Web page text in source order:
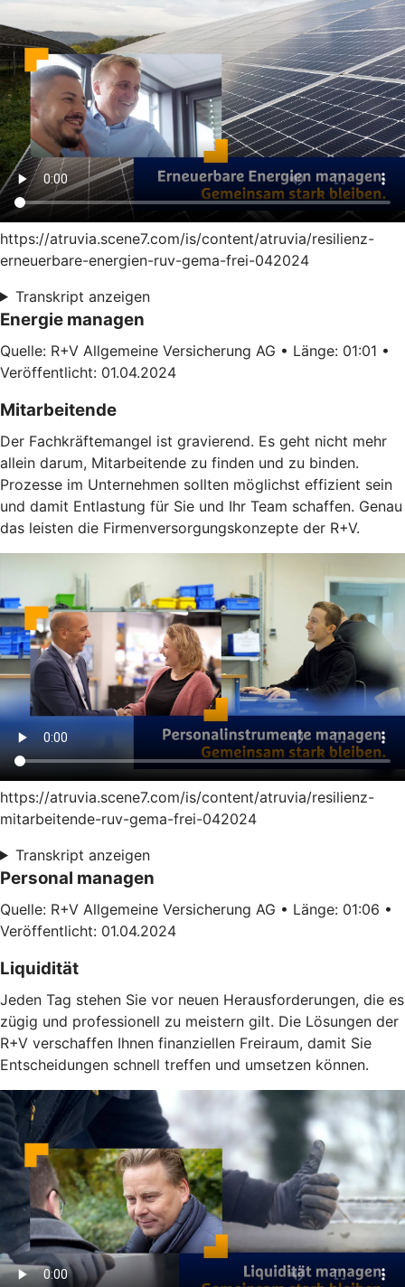
https://atruvia.scene7.com/is/content/atruvia/resilienz-
erneuerbare-energien-ruv-gema-frei-042024
Transkript anzeigen
Energie managen
Quelle: R+V Allgemeine Versicherung AG • Länge: 01:01 •
Veröffentlicht: 01.04.2024
Mitarbeitende
Der Fachkräftemangel ist gravierend. Es geht nicht mehr
allein darum, Mitarbeitende zu finden und zu binden.
Prozesse im Unternehmen sollten möglichst effizient sein
und damit Entlastung für Sie und Ihr Team schaffen. Genau
das leisten die Firmenversorgungskonzepte der R+V.
https://atruvia.scene7.com/is/content/atruvia/resilienz-
mitarbeitende-ruv-gema-frei-042024
Transkript anzeigen
Personal managen
Quelle: R+V Allgemeine Versicherung AG • Länge: 01:06 •
Veröffentlicht: 01.04.2024
Liquidität
Jeden Tag stehen Sie vor neuen Herausforderungen, die es
zügig und professionell zu meistern gilt. Die Lösungen der
R+V verschaffen Ihnen finanziellen Freiraum, damit Sie
Entscheidungen schnell treffen und umsetzen können.